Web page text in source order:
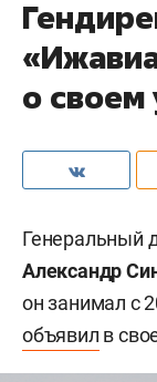
о своем
Генеральный
Александр
он занимал с
объявил в